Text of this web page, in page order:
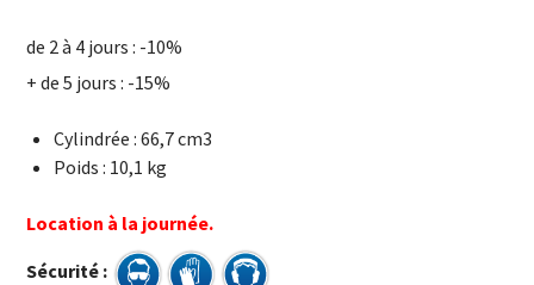
de 2 à 4 jours : -10%
+ de 5 jours : -15%
Cylindrée : 66,7 cm3
Poids : 10,1 kg
Location à la journée.
Sécurité :